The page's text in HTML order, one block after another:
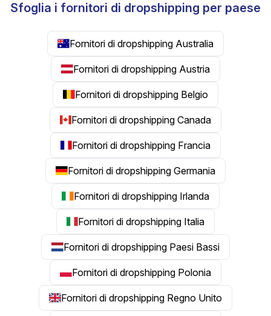
Sfoglia i fornitori di dropshipping per paese
Fornitori di dropshipping Australia
Fornitori di dropshipping Austria
Fornitori di dropshipping Belgio
Fornitori di dropshipping Canada
Fornitori di dropshipping Francia
Fornitori di dropshipping Germania
Fornitori di dropshipping Irlanda
Fornitori di dropshipping Italia
Fornitori di dropshipping Paesi Bassi
Fornitori di dropshipping Polonia
Fornitori di dropshipping Regno Unito